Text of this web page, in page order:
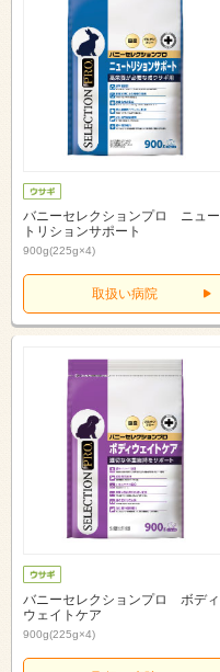
バニーセレクションプロ ニュー
トリションサポート
900g(225g×4)
取扱い病院
バニーセレクションプロ ボディ
ウェイトケア
900g(225g×4)